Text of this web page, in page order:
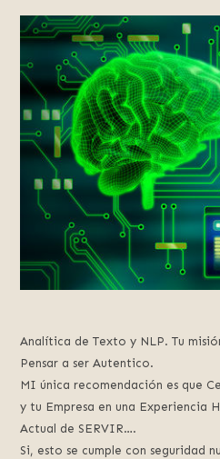
Analítica de Texto y NLP. Tu
Pensar a ser Autentico.
MI única recomendación es que
y tu Empresa en una Experiencia
Actual de SERVIR….
Si, esto se cumple con seguridad